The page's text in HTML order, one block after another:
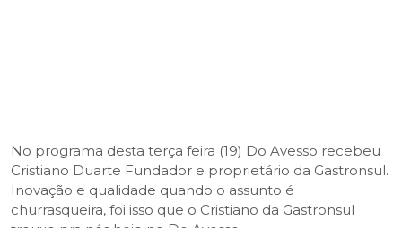
No programa desta terça feira (19) Do Avesso recebeu
Cristiano Duarte Fundador e proprietário da Gastronsul.
Inovação e qualidade quando o assunto é
churrasqueira, foi isso que o Cristiano da Gastronsul